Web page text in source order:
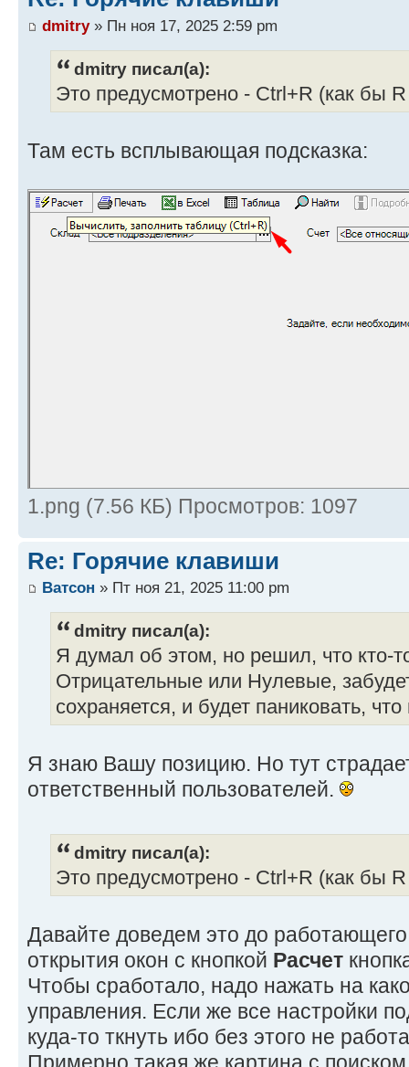
dmitry» Пн ноя 17, 2025 2:59 pm
dmitry писал(а):
Это предусмотрено - Сtrl+R (как бы R
Там есть всплывающая подсказка:
1.png (7.56 КБ) Просмотров: 1097
Re: Горячие клавиши
Ватсон » Пт ноя 21, 2025 11:00 pm
dmitry писал(а):
Я думал об этом, но решил, что кто-
Отрицательные или Нулевые,
сохраняется, и будет паниковать,
Я знаю Вашу позицию. Но тут
ответственный пользователей.
dmitry писал(а):
Это предусмотрено - Сtrl+R (как бы R
Давайте доведем это до
открытия окон с кнопкой Расчет
Чтобы сработало, надо нажать на
управления. Если же все настройки
куда-то ткнуть ибо без этого не
Примерно такая же картина с